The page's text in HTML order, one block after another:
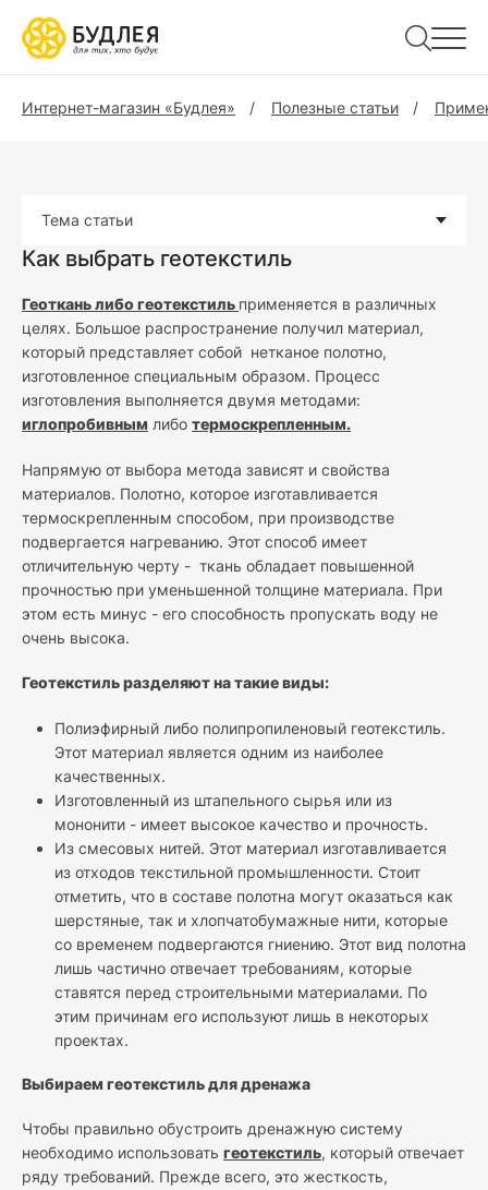
Интернет-магазин «Будлея» Полезные статьи
Тема статьи
Как выбрать геотекстиль
Геоткань либо геотекстиль применяется в различных
целях. Большое распространение получил материал,
который представляет собой нетканое полотно,
изготовленное специальным образом. Процесс
изготовления выполняется двумя методами:
иглопробивным либо термоскрепленным.
Напрямую от выбора метода зависят и свойства
материалов. Полотно, которое изготавливается
термоскрепленным способом, при производстве
подвергается нагреванию. Этот способ имеет
отличительную черту - ткань обладает повышенной
прочностью при уменьшенной толщине материала. При
этом есть минус - его способность пропускать воду не
очень высока.
Геотекстиль разделяют на такие виды:
Полиэфирный либо полипропиленовый геотекстиль.
Этот материал является одним из наиболее
качественных.
Изготовленный из штапельного сырья или из
мононити - имеет высокое качество и прочность.
Из смесовых нитей. Этот материал изготавливается
из отходов текстильной промышленности. Стоит
отметить, что в составе полотна могут оказаться как
шерстяные, так и хлопчатобумажные нити, которые
со временем подвергаются гниению. Этот вид полотна
лишь частично отвечает требованиям, которые
ставятся перед строительными материалами. По
этим причинам его используют лишь в некоторых
проектах.
Выбираем геотекстиль для дренажа
Чтобы правильно обустроить дренажную систему
необходимо использовать геотекстиль, который отвечает
ряду требований. Прежде всего, это жесткость,